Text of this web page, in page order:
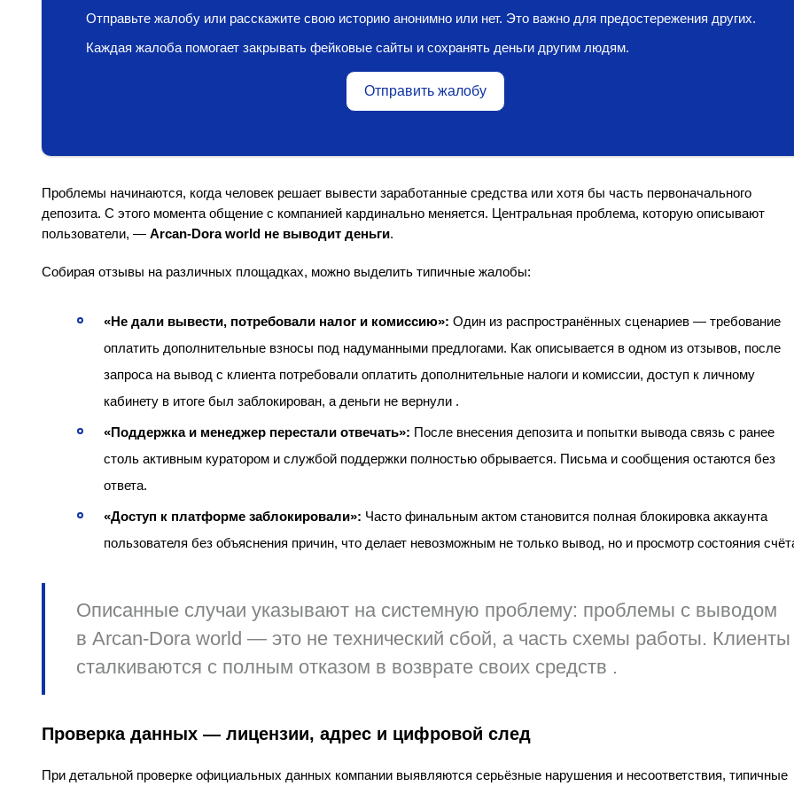
Отправьте жалобу или расскажите свою историю анонимно или нет. Это важно для предостережения других.
Каждая жалоба помогает закрывать фейковые сайты и сохранять деньги другим людям.
Отправить жалобу
Проблемы начинаются, когда человек решает вывести заработанные средства или хотя бы часть первоначального
депозита. С этого момента общение с компанией кардинально меняется. Центральная проблема, которую описывают
пользователи, — Arcan-Dora world не выводит деньги.
Собирая отзывы на различных площадках, можно выделить типичные жалобы:
«Не дали вывести, потребовали налог и комиссию»: Один из распространённых сценариев — требование
оплатить дополнительные взносы под надуманными предлогами. Как описывается в одном из отзывов, после
запроса на вывод с клиента потребовали оплатить дополнительные налоги и комиссии, доступ к личному
кабинету в итоге был заблокирован, а деньги не вернули .
«Поддержка и менеджер перестали отвечать»: После внесения депозита и попытки вывода связь с ранее
столь активным куратором и службой поддержки полностью обрывается. Письма и сообщения остаются без
ответа.
«Доступ к платформе заблокировали»: Часто финальным актом становится полная блокировка аккаунта
пользователя без объяснения причин, что делает невозможным не только вывод, но и просмотр состояния
Описанные случаи указывают на системную проблему: проблемы с выводом
в Arcan-Dora world — это не технический сбой, а часть схемы работы. Клиенты
сталкиваются с полным отказом в возврате своих средств .
Проверка данных — лицензии, адрес и цифровой след
При детальной проверке официальных данных компании выявляются серьёзные нарушения и несоответствия, типичные